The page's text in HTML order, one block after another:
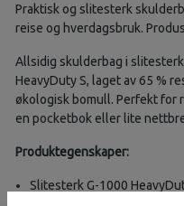
Praktisk og slitesterk
reise og hverdagsbruk.
Allsidig skulderbag i
HeavyDuty S, laget av 65 %
økologisk bomull. Perfekt for
en pocketbok eller lite
Produktegenskaper:
Slitesterk G-1000